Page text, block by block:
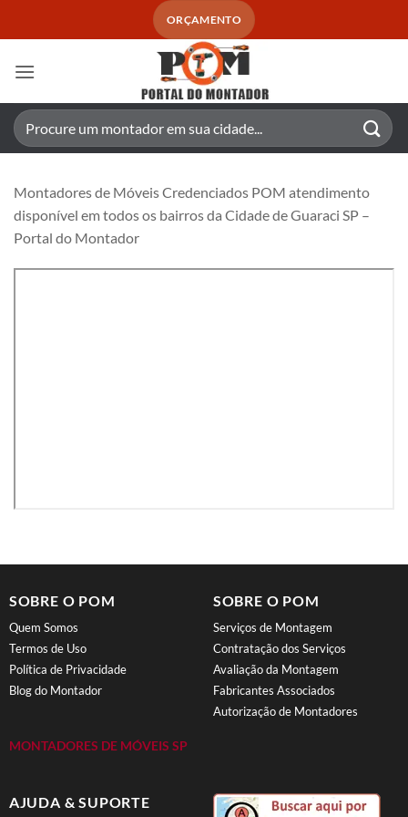
ORÇAMENTO
Pesquisar
por:
Montadores de Móveis Credenciados POM atendimento
disponível em todos os bairros da Cidade de Guaraci SP –
Portal do Montador
SOBRE O POM
Quem Somos
Termos de Uso
Política de Privacidade
Blog do Montador
MONTADORES DE MÓVEIS SP
SOBRE O POM
Serviços de Montagem
Contratação dos Serviços
Avaliação da Montagem
Fabricantes Associados
Autorização de Montadores
AJUDA & SUPORTE